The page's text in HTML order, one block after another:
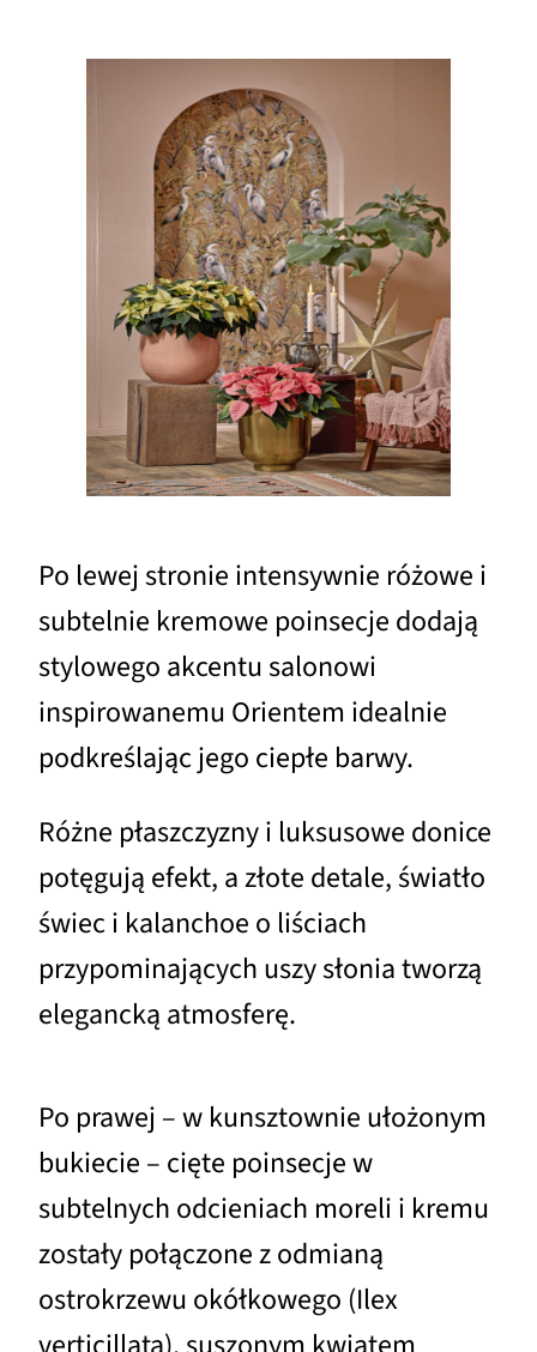
Po lewej stronie intensywnie różowe i
subtelnie kremowe poinsecje dodają
stylowego akcentu salonowi
inspirowanemu Orientem idealnie
podkreślając jego ciepłe barwy.
Różne płaszczyzny i luksusowe donice
potęgują efekt, a złote detale, światło
świec i kalanchoe o liściach
przypominających uszy słonia tworzą
elegancką atmosferę.
Po prawej – w kunsztownie ułożonym
bukiecie – cięte poinsecje w
subtelnych odcieniach moreli i kremu
zostały połączone z odmianą
ostrokrzewu okółkowego (Ilex